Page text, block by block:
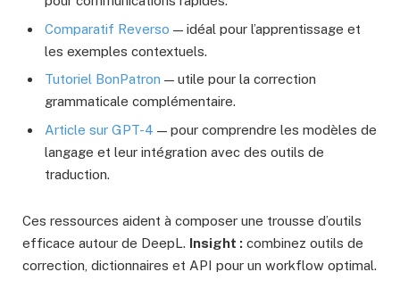
Comparatif Reverso — idéal pour l’apprentissage et
les exemples contextuels.
Tutoriel BonPatron — utile pour la correction
grammaticale complémentaire.
Article sur GPT-4 — pour comprendre les modèles de
langage et leur intégration avec des outils de
traduction.
Ces ressources aident à composer une trousse d’outils
efficace autour de DeepL. Insight : combinez outils de
correction, dictionnaires et API pour un workflow optimal.